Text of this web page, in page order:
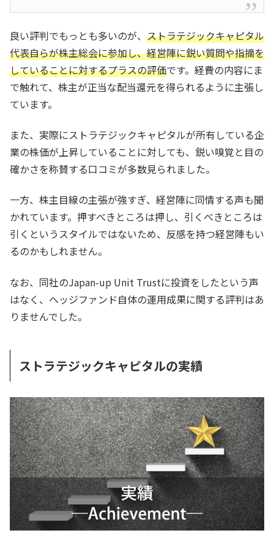
良い評判でもっとも多いのが、 ストラテジックキャピタル
代表自らが株主総会に参加し、経営陣に鋭い質問や指摘を
していることに対するプラスの評価です。経費の内容にま
で触れて、株主が正当な配当還元を得られるように主張し
ています。
また、実際にストラテジックキャピタルが所有している企
業の株価が上昇していることに対しても、鋭い嗅覚と目の
確かさを称賛する口コミが多数見られました。
一方、株主目線の主張が強すぎ、経営陣に同情する声も聞
かれています。押すべきところは押し、引くべきところは
引くというスタイルではないため、反感を持つ経営陣もい
るのかもしれません。
なお、同社のJapan-up Unit Trustに投資をしたという声
はなく、ヘッジファンド自体の運用成果に関する評判はあ
りませんでした。
ストラテジックキャピタルの実績